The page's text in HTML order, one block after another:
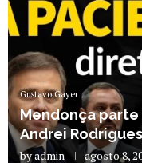
Gustavo Gayer
Mendonça parte
Andrei
byadmin agosto 8,